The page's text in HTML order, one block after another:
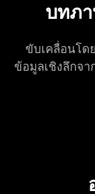
บทภ
ขับเคลื่อนโด
ข้อมูลเชิงลึกจ